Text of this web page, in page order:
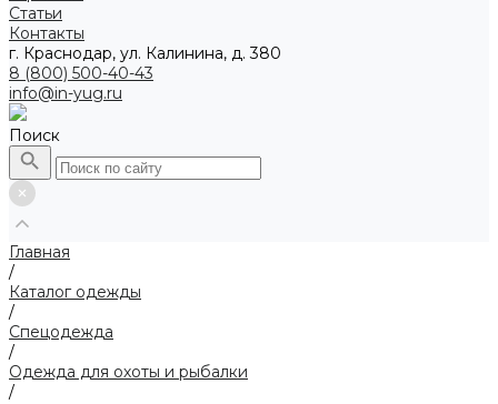
Статьи
Контакты
г. Краснодар, ул. Калинина, д. 380
8 (800) 500-40-43
info@in-yug.ru
Поиск
Главная
/
Каталог одежды
/
Спецодежда
/
Одежда для охоты и рыбалки
/